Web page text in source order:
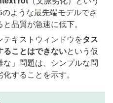
ような最先端モデルでさ
品質が急速に低下。
キストウィンドウをタス
ることはできないという仮
」問題は、シンプルな問
化することを示す。